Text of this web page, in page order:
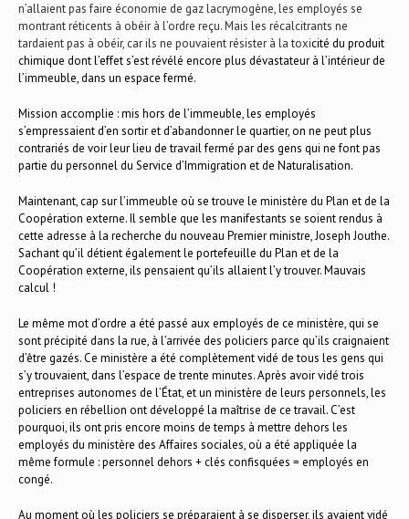
n’allaient pas faire économie de gaz lacrymogène, les employés se
montrant réticents à obéir à l’ordre reçu. Mais les récalcitrants ne
tardaient pas à obéir, car ils ne pouvaient résister à la toxicité du produit
chimique dont l’effet s’est révélé encore plus dévastateur à l’intérieur de
l’immeuble, dans un espace fermé.
Mission accomplie : mis hors de l’immeuble, les employés
s’empressaient d’en sortir et d’abandonner le quartier, on ne peut plus
contrariés de voir leur lieu de travail fermé par des gens qui ne font pas
partie du personnel du Service d’Immigration et de Naturalisation.
Maintenant, cap sur l’immeuble où se trouve le ministère du Plan et de la
Coopération externe. Il semble que les manifestants se soient rendus à
cette adresse à la recherche du nouveau Premier ministre, Joseph Jouthe.
Sachant qu’il détient également le portefeuille du Plan et de la
Coopération externe, ils pensaient qu’ils allaient l’y trouver. Mauvais
calcul !
Le même mot d’ordre a été passé aux employés de ce ministère, qui se
sont précipité dans la rue, à l’arrivée des policiers parce qu’ils craignaient
d’être gazés. Ce ministère a été complètement vidé de tous les gens qui
s’y trouvaient, dans l’espace de trente minutes. Après avoir vidé trois
entreprises autonomes de l’État, et un ministère de leurs personnels, les
policiers en rébellion ont développé la maîtrise de ce travail. C’est
pourquoi, ils ont pris encore moins de temps à mettre dehors les
employés du ministère des Affaires sociales, où a été appliquée la
même formule : personnel dehors + clés confisquées = employés en
congé.
Au moment où les policiers se préparaient à se disperser, ils avaient vidé